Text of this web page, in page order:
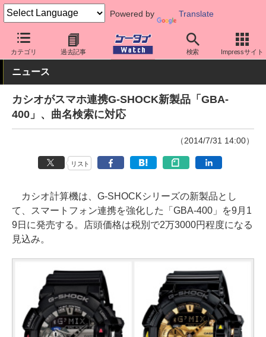
Powered by Translate
カテゴリ 過去記事 検索 Impressサイト
ケータイ Watch 周辺機器/アクセサリー ウェアラブル スマー
ニュース
カシオがスマホ連携G-SHOCK新製品「GBA-
400」、曲名検索に対応
（2014/7/31 14:00）
リスト
カシオ計算機は、G-SHOCKシリーズの新製品とし
て、スマートフォン連携を強化した「GBA-400」を9月1
9日に発売する。店頭価格は税別で2万3000円程度になる
見込み。